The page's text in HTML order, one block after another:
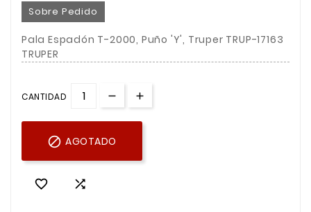
Sobre Pedido
Pala Espadón T-2000, Puño 'Y', Truper TRUP-17163
TRUPER
CANTIDAD
 AGOTADO
 